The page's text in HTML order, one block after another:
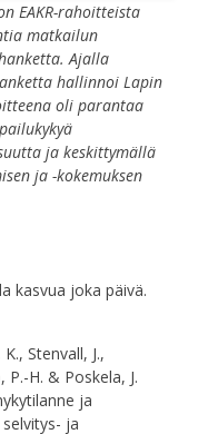
EAKR-rahoitteista
matkailun
Ajalla
hallinnoi Lapin
oli parantaa
ja keskittymällä
ja -kokemuksen
kasvua joka päivä.
Stenvall, J.,
H. & Poskela, J.
ja
ja